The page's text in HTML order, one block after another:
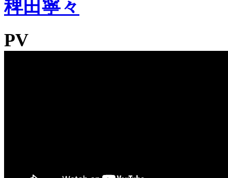
稗田寧々
PV